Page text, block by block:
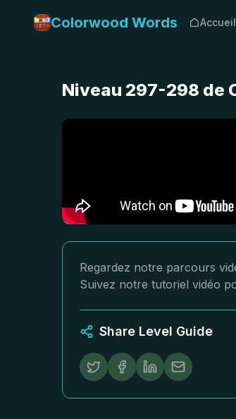
Colorwood Words Accueil
Niveau 297-298 de
Regardez notre parcours
Suivez notre tutoriel vidéo
Share Level Guide